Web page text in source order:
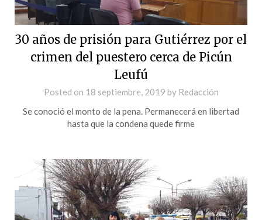
30 años de prisión para Gutiérrez por el
crimen del puestero cerca de Picún
Leufú
Posted on 18 septiembre, 2019 by Redacción
Se conoció el monto de la pena. Permanecerá en libertad
hasta que la condena quede firme